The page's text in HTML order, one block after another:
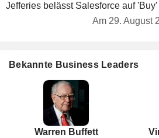
Jefferies belässt Salesforce auf
Am 29. August
Bekannte Business Leaders
Warren Buffett